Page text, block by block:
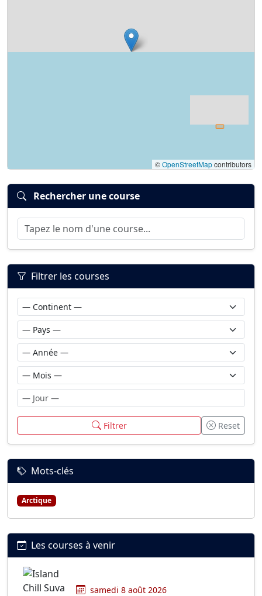
Bonjour excusez moi je cherche toutes les
informations concernant le marathon du "
©OpenStreetMapcontributors
Rechercher une course
Filtrer les courses
Filtrer Reset
Mots-clés
Arctique
Les courses à venir
samedi 8 août 2026